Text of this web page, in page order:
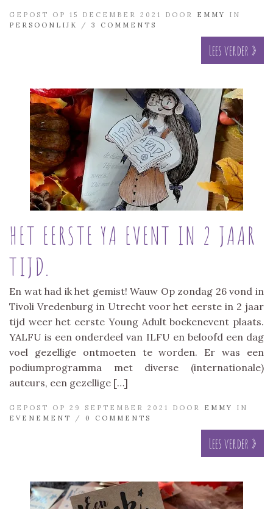
GEPOST OP 15 DECEMBER 2021 DOOR EMMY
IN
PERSOONLIJK
/ 3 COMMENTS
Lees verder »
HET EERSTE YA EVENT IN 2 JAAR
TIJD.
En wat had ik het gemist! Wauw Op zondag 26 vond in
Tivoli Vredenburg in Utrecht voor het eerste in 2 jaar
tijd weer het eerste Young Adult boekenevent plaats.
YALFU is een onderdeel van ILFU en beloofd een dag
voel gezellige ontmoeten te worden. Er was een
podiumprogramma met diverse (internationale)
auteurs, een gezellige […]
GEPOST OP 29 SEPTEMBER 2021 DOOR EMMY
IN
EVENEMENT
/ 0 COMMENTS
Lees verder »